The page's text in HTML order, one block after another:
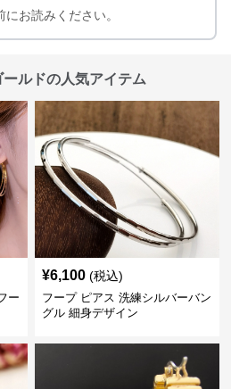
にお読みください。
ルドの人気アイテム
ー
¥6,100 (税込)
フープ ピアス 洗練シルバーバン
グル 細身デザイン